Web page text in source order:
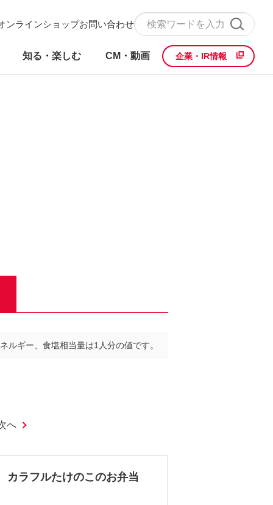
ンラインショップお問い合わせ
知る・楽しむ CM・動画 企業・IR情報
ルギー、食塩相当量は1人分の値です。
へ
カラフルたけのこのお弁当